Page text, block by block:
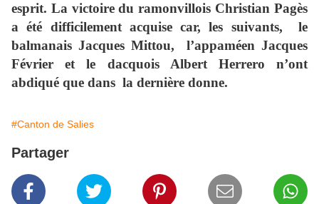
esprit. La victoire du ramonvillois Christian Pagès
a été difficilement acquise car, les suivants, le
balmanais Jacques Mittou, l’appaméen Jacques
Février et le dacquois Albert Herrero n’ont
abdiqué que dans la dernière donne.
#Canton de Salies
Partager